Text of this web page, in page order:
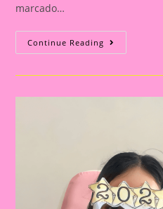
marcado…
Continue Reading Celebrações
De
Ano
Infantil
E
Ensino